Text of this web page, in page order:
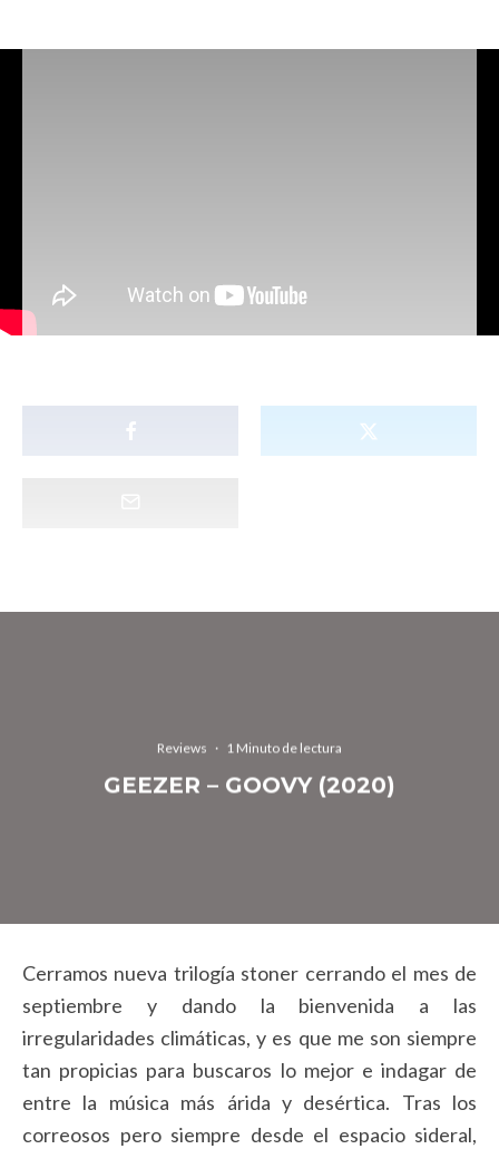
Reviews · 1 Minuto de lectura
GEEZER – GOOVY (2020)
Cerramos nueva trilogía stoner cerrando el mes de
septiembre y dando la bienvenida a las
irregularidades climáticas, y es que me son siempre
tan propicias para buscaros lo mejor e indagar de
entre la música más árida y desértica. Tras los
correosos pero siempre desde el espacio sideral,